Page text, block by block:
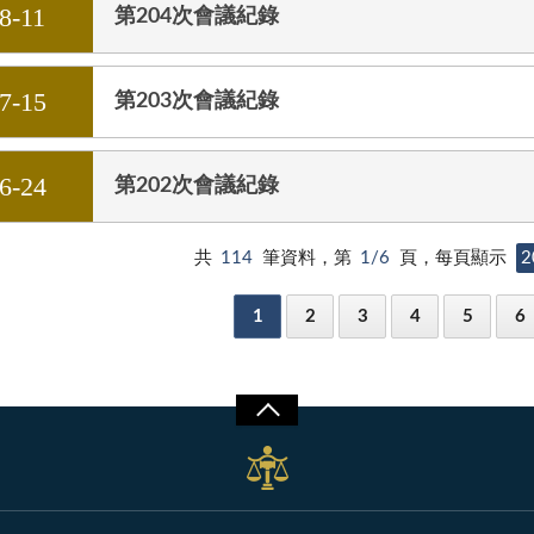
11 第204次會議紀錄
15 第203次會議紀錄
24 第202次會議紀錄
共 114 筆資料，第 1/6 頁，每頁顯示
1 2 3 4 5 6